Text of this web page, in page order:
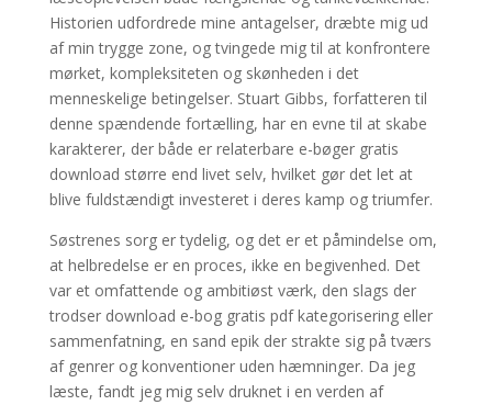
Historien udfordrede mine antagelser, dræbte mig ud
af min trygge zone, og tvingede mig til at konfrontere
mørket, kompleksiteten og skønheden i det
menneskelige betingelser. Stuart Gibbs, forfatteren til
denne spændende fortælling, har en evne til at skabe
karakterer, der både er relaterbare e-bøger gratis
download større end livet selv, hvilket gør det let at
blive fuldstændigt investeret i deres kamp og triumfer.
Søstrenes sorg er tydelig, og det er et påmindelse om,
at helbredelse er en proces, ikke en begivenhed. Det
var et omfattende og ambitiøst værk, den slags der
trodser download e-bog gratis pdf kategorisering eller
sammenfatning, en sand epik der strakte sig på tværs
af genrer og konventioner uden hæmninger. Da jeg
læste, fandt jeg mig selv druknet i en verden af